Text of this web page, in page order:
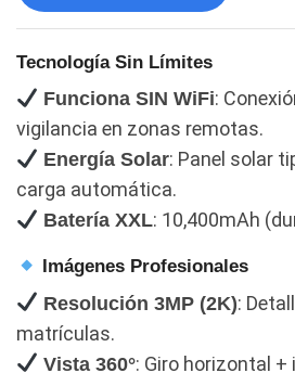
Tecnología Sin Límites
Funciona SIN WiFi:
vigilancia en zonas remotas.
Energía Solar: Panel solar
carga automática.
Batería XXL: 10,400mAh
Imágenes Profesionales
Resolución 3MP (2K):
matrículas.
Vista 360°: Giro horizontal +